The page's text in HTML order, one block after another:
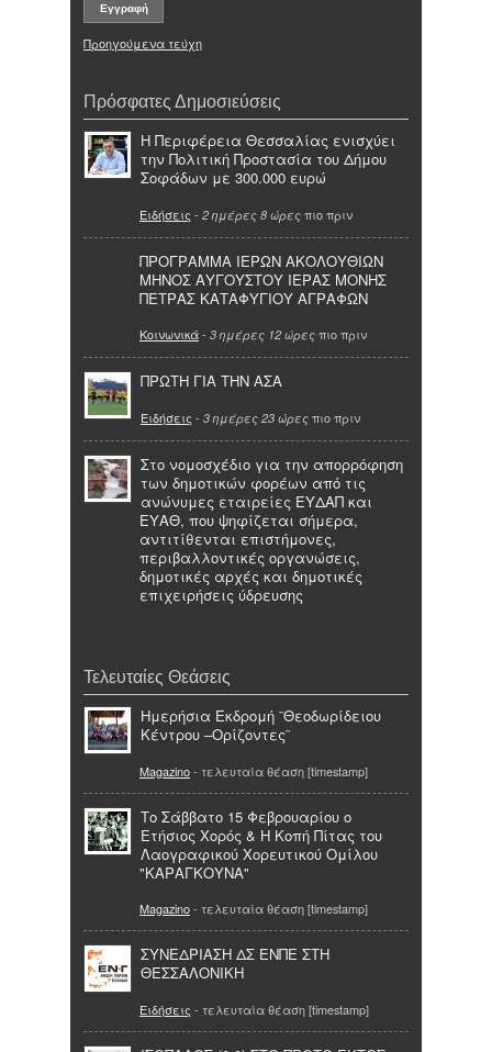
Προηγούμενα τεύχη
Πρόσφατες Δημοσιεύσεις
Η Περιφέρεια Θεσσαλίας ενισχύει
την Πολιτική Προστασία του Δήμου
Σοφάδων με 300.000 ευρώ
Ειδήσεις - 2 ημέρες 8 ώρες πιο πριν
ΠΡΟΓΡΑΜΜΑ ΙΕΡΩΝ ΑΚΟΛΟΥΘΙΩΝ
ΜΗΝΟΣ ΑΥΓΟΥΣΤΟΥ ΙΕΡΑΣ ΜΟΝΗΣ
ΠΕΤΡΑΣ ΚΑΤΑΦΥΓΙΟΥ ΑΓΡΑΦΩΝ
Κοινωνικά- 3 ημέρες 12 ώρες πιο πριν
ΠΡΩΤΗ ΓΙΑ ΤΗΝ ΑΣΑ
Ειδήσεις - 3 ημέρες 23 ώρες πιο πριν
Στο νομοσχέδιο για την απορρόφηση
των δημοτικών φορέων από τις
ανώνυμες εταιρείες ΕΥΔΑΠ και
ΕΥΑΘ, που ψηφίζεται σήμερα,
αντιτίθενται επιστήμονες,
περιβαλλοντικές οργανώσεις,
δημοτικές αρχές και δημοτικές
επιχειρήσεις ύδρευσης
Τελευταίες Θεάσεις
Ημερήσια Εκδρομή ¨Θεοδωρίδειου
Κέντρου –Ορίζοντες¨
Magazino- τελευταία θέαση [timestamp]
Το Σάββατο 15 Φεβρουαρίου ο
Ετήσιος Χορός & Η Κοπή Πίτας του
Λαογραφικού Χορευτικού Ομίλου
"ΚΑΡΑΓΚΟΥΝΑ"
Magazino- τελευταία θέαση [timestamp]
ΣΥΝΕΔΡΙΑΣΗ ΔΣ ΕΝΠΕ ΣΤΗ
ΘΕΣΣΑΛΟΝΙΚΗ
Ειδήσεις - τελευταία θέαση [timestamp]